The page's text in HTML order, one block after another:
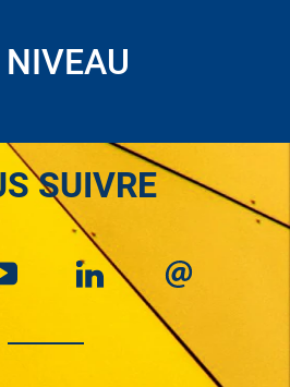
NIVEAU
SUIVRE